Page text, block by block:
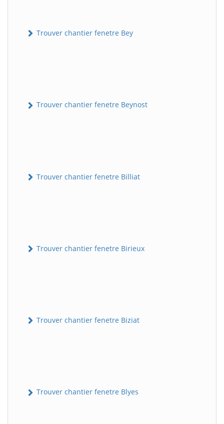
Trouver chantier fenetre Bey
Trouver chantier fenetre Beynost
Trouver chantier fenetre Billiat
Trouver chantier fenetre Birieux
Trouver chantier fenetre Biziat
Trouver chantier fenetre Blyes